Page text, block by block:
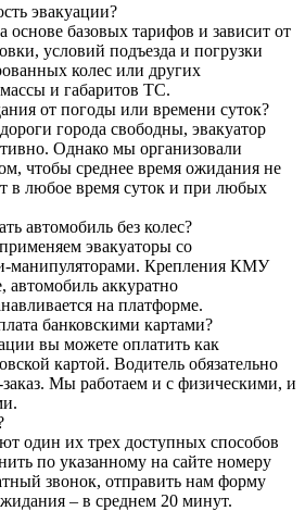
эвакуации?
основе базовых тарифов и зависит от
условий подъезда и погрузки
колес или других
и габаритов ТС.
от погоды или времени суток?
города свободны, эвакуатор
Однако мы организовали
чтобы среднее время ожидания не
в любое время суток и при любых
автомобиль без колес?
эвакуаторы со
манипуляторами. Крепления КМУ
автомобиль аккуратно
на платформе.
банковскими картами?
вы можете оплатить как
картой. Водитель обязательно
заказ. Мы работаем и с физическими, и
один их трех доступных способов
по указанному на сайте номеру
звонок, отправить нам форму
– в среднем 20 минут.